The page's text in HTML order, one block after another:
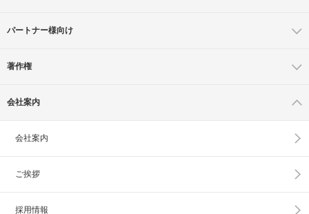
パートナー様向け
著作権
会社案内
会社案内
ご挨拶
採用情報